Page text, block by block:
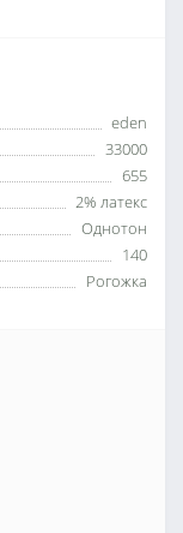
eden
33000
655
2% латекс
Однотон
140
Рогожка